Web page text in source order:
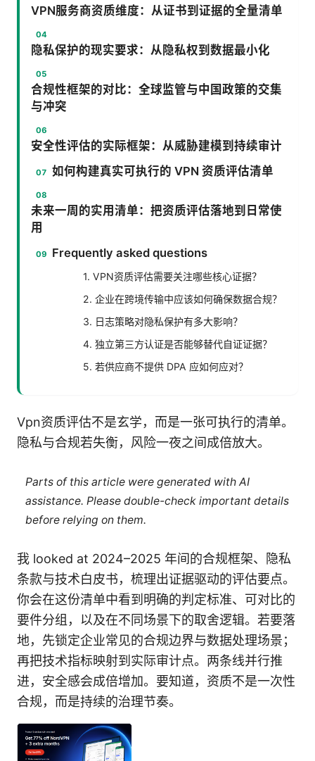
VPN服务商资质维度：从证书到证据的全量清单
隐私保护的现实要求：从隐私权到数据最小化
合规性框架的对比：全球监管与中国政策的交集
与冲突
安全性评估的实际框架：从威胁建模到持续审计
如何构建真实可执行的 VPN 资质评估清单
未来一周的实用清单：把资质评估落地到日常使
用
Frequently asked questions
1. VPN资质评估需要关注哪些核心证据？
2. 企业在跨境传输中应该如何确保数据合规？
3. 日志策略对隐私保护有多大影响？
4. 独立第三方认证是否能够替代自证证据？
5. 若供应商不提供 DPA 应如何应对？
Vpn资质评估不是玄学，而是一张可执行的清单。
隐私与合规若失衡，风险一夜之间成倍放大。
Parts of this article were generated with AI
assistance. Please double-check important details
before relying on them.
我 looked at 2024–2025 年间的合规框架、隐私
条款与技术白皮书，梳理出证据驱动的评估要点。
你会在这份清单中看到明确的判定标准、可对比的
要件分组，以及在不同场景下的取舍逻辑。若要落
地，先锁定企业常见的合规边界与数据处理场景；
再把技术指标映射到实际审计点。两条线并行推
进，安全感会成倍增加。要知道，资质不是一次性
合规，而是持续的治理节奏。